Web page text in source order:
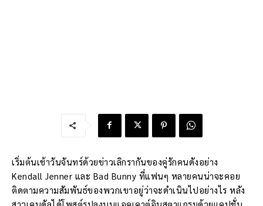
เริ่มต้นเช้าวันจันทร์ด้วยข่าวเลิกรากันของคู่รักคนดังอย่าง
Kendall Jenner และ Bad Bunny ที่แฟนๆ หลายคนน่าจะคอย
ติดตามความสัมพันธ์ของพวกเขาอยู่ว่าจะดำเนินไปอย่างไร หลัง
สาวเคนดัลได้โพสต์รูปลงบนแอคเคาต์อินสตาแกรมด้วยแคปชั่น